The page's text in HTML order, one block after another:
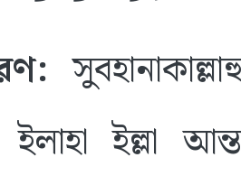
ইলাহা ইল্লা